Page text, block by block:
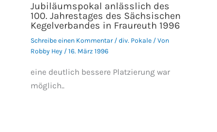
Jubiläumspokal anlässlich des
100. Jahrestages des Sächsischen
Kegelverbandes in Fraureuth 1996
Schreibe einen Kommentar /div. Pokale/ Von
Robby Hey /16. März 1996
eine deutlich bessere Platzierung war
möglich..